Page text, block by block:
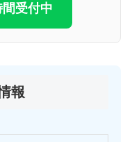
受付中
報